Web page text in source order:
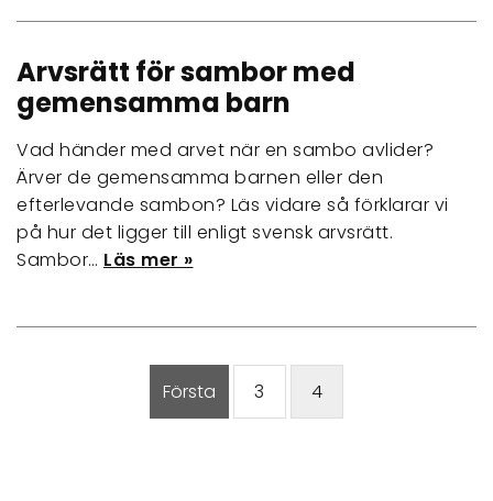
Arvsrätt för sambor med
gemensamma barn
Vad händer med arvet när en sambo avlider?
Ärver de gemensamma barnen eller den
efterlevande sambon? Läs vidare så förklarar vi
på hur det ligger till enligt svensk arvsrätt.
Sambor… Läs mer »
Första 3 4